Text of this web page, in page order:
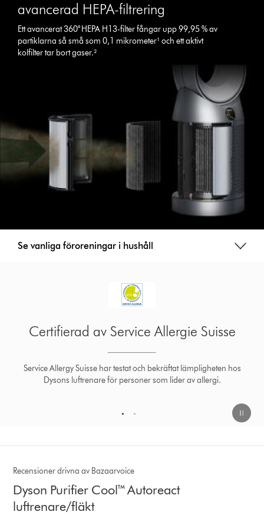
avancerad HEPA-filtrering
Ett avancerat 360° HEPA H13-filter fångar upp 99,95 % av
partiklarna så små som 0,1 mikrometer¹ och ett aktivt
kolfilter tar bort gaser.²
Se vanliga föroreningar i hushåll
Allergentestade av ECARF
ECARF, en av världens ledande organisationer inom
allergiforskning, har testat våra luftrenare Dyson Purifier Cool¹
1 2
Recensioner drivna av Bazaarvoice
Dyson Purifier Cool™ Autoreact
luftrenare/fläkt